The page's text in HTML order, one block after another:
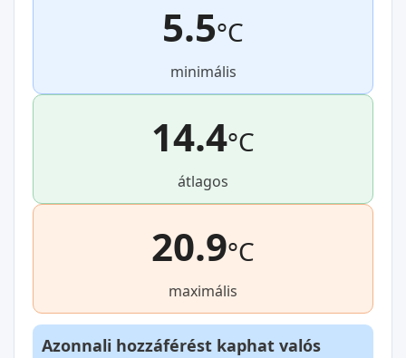
5.5°C
minimális
14.4°C
átlagos
20.9°C
maximális
Azonnali hozzáférést kaphat valós